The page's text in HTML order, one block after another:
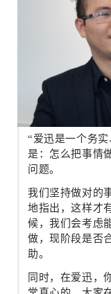
“爱迅是一个务
是：怎么把事情
问题。
我们坚持做对的
地指出，这样才
候，我们会考虑
做，现阶段是否
助。
同时，在爱迅，